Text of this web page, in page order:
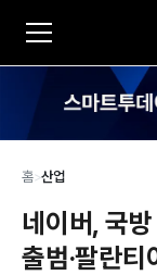
홈>산업
네이버, 국
출범·팔란티